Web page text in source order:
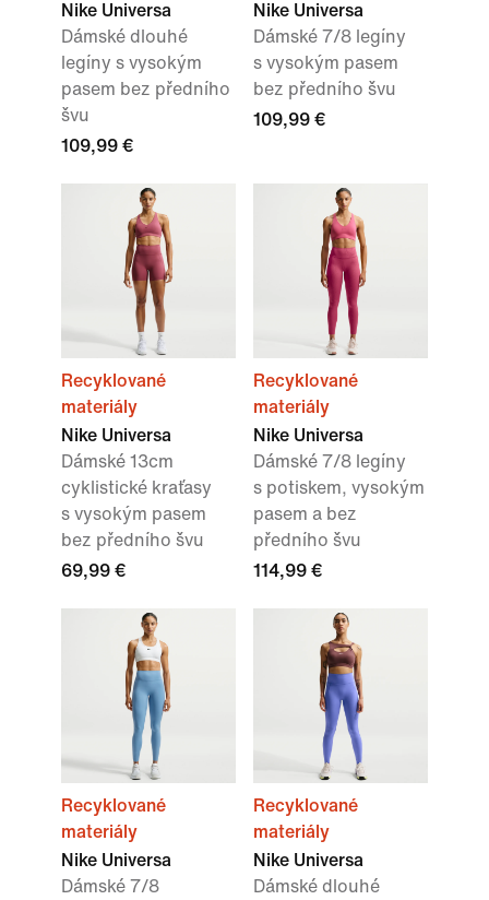
Nike Universa
Dámské dlouhé
legíny s vysokým
pasem bez předního
švu
109,99 €
Nike Universa
Dámské 7/8 legíny
s vysokým pasem
bez předního švu
109,99 €
Recyklované
materiály
Nike Universa
Dámské 13cm
cyklistické kraťasy
s vysokým pasem
bez předního švu
69,99 €
Recyklované
materiály
Nike Universa
Dámské 7/8 legíny
s potiskem, vysokým
pasem a bez
předního švu
114,99 €
Recyklované
materiály
Nike Universa
Dámské 7/8
Recyklované
materiály
Nike Universa
Dámské dlouhé